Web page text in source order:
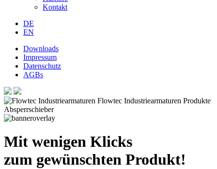
Kontakt
DE
EN
Downloads
Impressum
Datenschutz
AGBs
Mit wenigen Klicks
zum gewünschten Produkt!